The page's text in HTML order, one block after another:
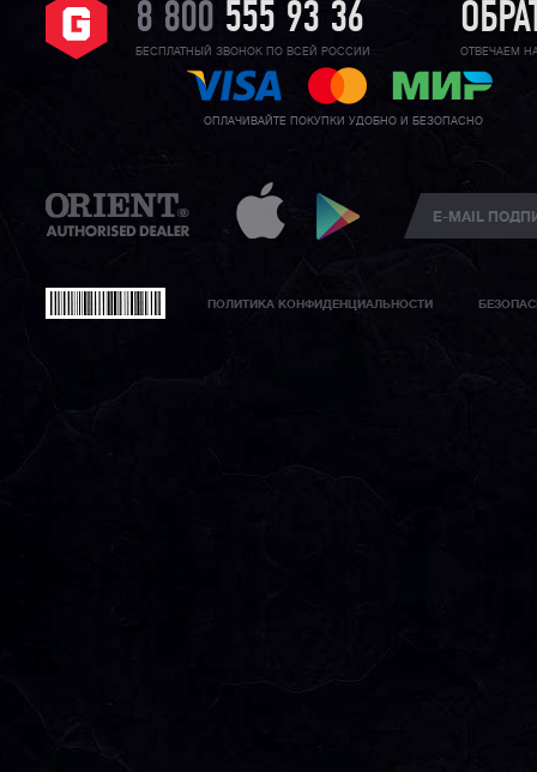
8 800 555 93 36
БЕСПЛАТНЫЙ ЗВОНОК ПО ВСЕЙ РОССИИ ОТВЕЧАЕМ
ОПЛАЧИВАЙТЕ ПОКУПКИ УДОБНО И БЕЗОПАСНО
ПОЛИТИКА КОНФИДЕНЦИАЛЬНОСТИ